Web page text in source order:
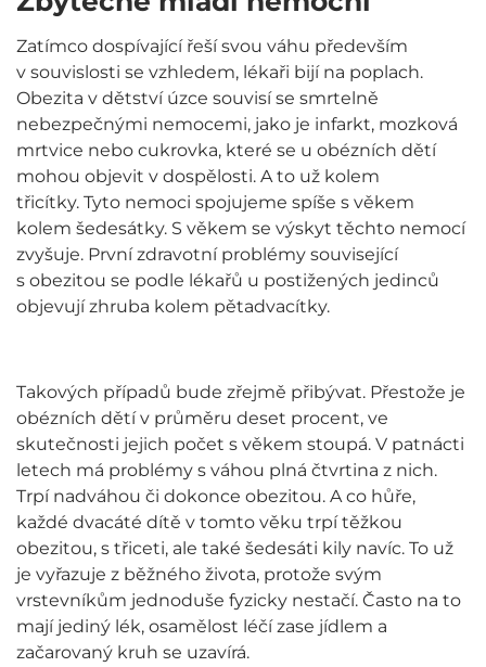
Zatímco dospívající řeší svou váhu především
v souvislosti se vzhledem, lékaři bijí na poplach.
Obezita v dětství úzce souvisí se smrtelně
nebezpečnými nemocemi, jako je infarkt, mozková
mrtvice nebo cukrovka, které se u obézních dětí
mohou objevit v dospělosti. A to už kolem
třicítky. Tyto nemoci spojujeme spíše s věkem
kolem šedesátky. S věkem se výskyt těchto nemocí
zvyšuje. První zdravotní problémy související
s obezitou se podle lékařů u postižených jedinců
objevují zhruba kolem pětadvacítky.
Takových případů bude zřejmě přibývat. Přestože je
obézních dětí v průměru deset procent, ve
skutečnosti jejich počet s věkem stoupá. V patnácti
letech má problémy s váhou plná čtvrtina z nich.
Trpí nadváhou či dokonce obezitou. A co hůře,
každé dvacáté dítě v tomto věku trpí těžkou
obezitou, s třiceti, ale také šedesáti kily navíc. To už
je vyřazuje z běžného života, protože svým
vrstevníkům jednoduše fyzicky nestačí. Často na to
mají jediný lék, osamělost léčí zase jídlem a
začarovaný kruh se uzavírá.